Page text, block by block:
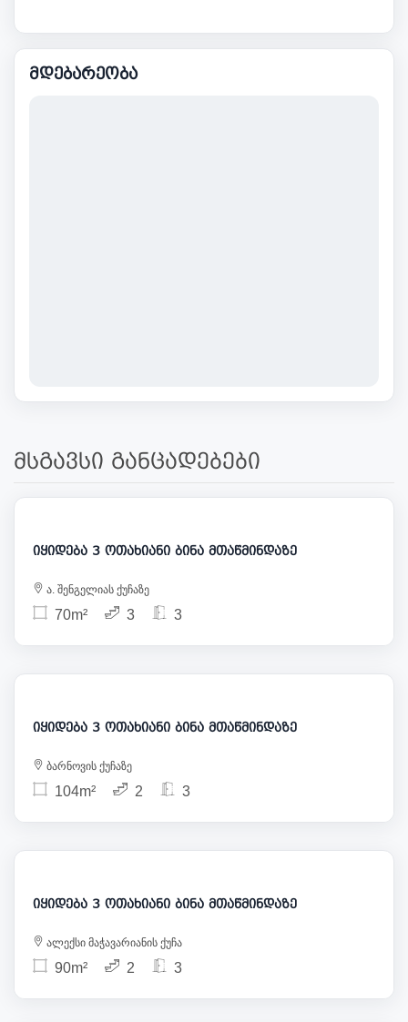
მდებარეობა
მსგავსი განცადებები
248 000
იყიდება 3 ოთახიანი ბინა მთაწმინდაზე
ა. შენგელიას ქუჩაზე
70m² 3 3
260 000
იყიდება 3 ოთახიანი ბინა მთაწმინდაზე
ბარნოვის ქუჩაზე
104m² 2 3
285 000
იყიდება 3 ოთახიანი ბინა მთაწმინდაზე
ალექსი მაჭავარიანის ქუჩა
90m² 2 3